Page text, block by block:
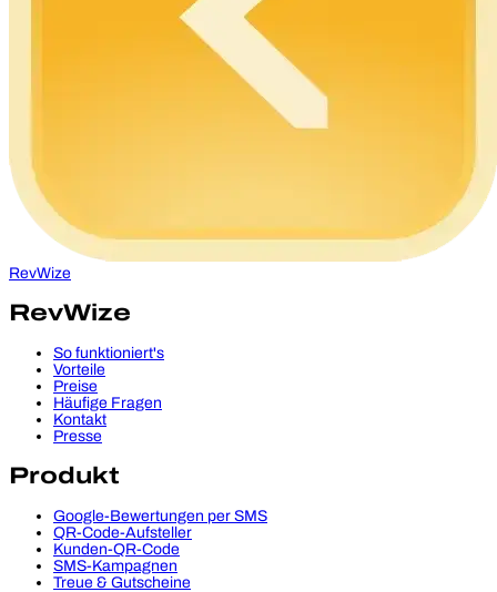
RevWize
RevWize
So funktioniert's
Vorteile
Preise
Häufige Fragen
Kontakt
Presse
Produkt
Google-Bewertungen per SMS
QR-Code-Aufsteller
Kunden-QR-Code
SMS-Kampagnen
Treue & Gutscheine